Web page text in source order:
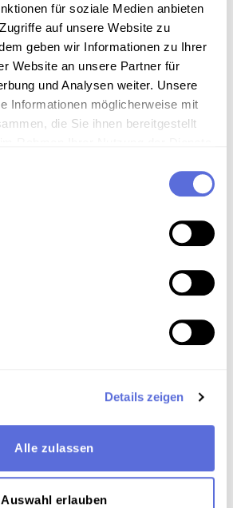
für soziale Medien anbieten
auf unsere Website zu
geben wir Informationen zu Ihrer
Website an unsere Partner für
und Analysen weiter. Unsere
Informationen möglicherweise mit
die Sie ihnen bereitgestellt
Details zeigen
Alle zulassen
Auswahl erlauben
Mediathek ohne weitere
digitalen Sammlung
Mediathek ohne
Onlineausstellungen